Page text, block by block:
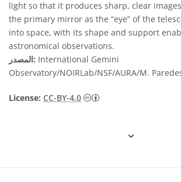
light so that it produces sharp, clear
the primary mirror as the “eye” of the
into space, with its shape and support
astronomical observations.
المصدر: International Gemini
Observatory/NOIRLab/NSF/AURA/M.
License: CC-BY-4.0